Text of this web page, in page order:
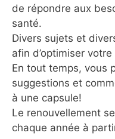
de répondre aux
santé.
Divers sujets et
afin d’optimiser
En tout temps, vous
suggestions et
à une capsule!
Le renouvellement
chaque année à